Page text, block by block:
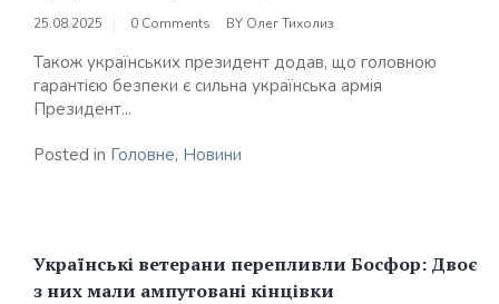
25.08.2025 0 Comments BY Олег Тихолиз
Також українських президент додав, що головною
гарантією безпеки є сильна українська армія
Президент...
Posted in Головне, Новини
Українські ветерани перепливли Босфор: Двоє
з них мали ампутовані кінцівки